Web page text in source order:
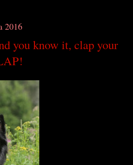
2016
you know it, clap your